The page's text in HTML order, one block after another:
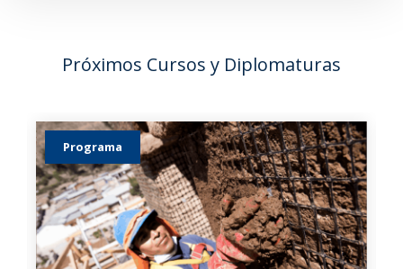
Próximos Cursos y Diplomaturas
Programa